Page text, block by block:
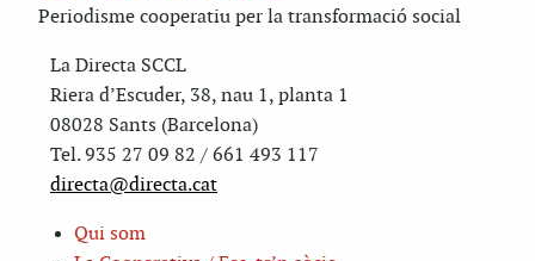
Periodisme cooperatiu per la transformació social
La Directa SCCL
Riera d’Escuder, 38, nau 1, planta 1
08028 Sants (Barcelona)
Tel. 935 27 09 82 / 661 493 117
directa@directa.cat
Qui som